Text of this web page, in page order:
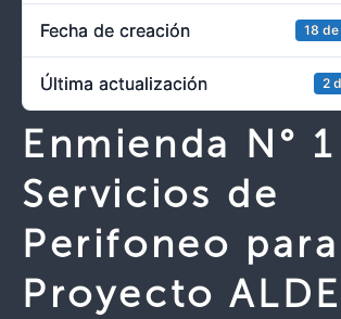
Fecha de creación 18
Última actualización 2
Enmienda N°
Servicios de
Perifoneo para
Proyecto